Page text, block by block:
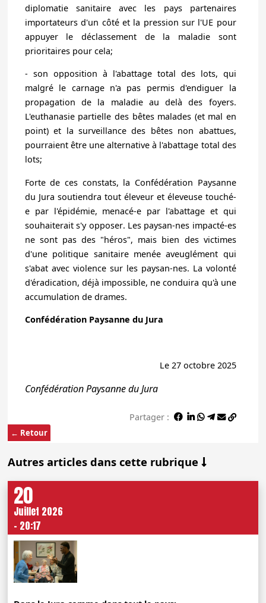
← Retour
diplomatie sanitaire avec les pays partenaires
importateurs d'un côté et la pression sur l'UE pour
appuyer le déclassement de la maladie sont
prioritaires pour cela;
- son opposition à l'abattage total des lots, qui
malgré le carnage n'a pas permis d'endiguer la
propagation de la maladie au delà des foyers.
L'euthanasie partielle des bêtes malades (et mal en
point) et la surveillance des bêtes non abattues,
pourraient être une alternative à l'abattage total des
lots;
Forte de ces constats, la Confédération Paysanne
du Jura soutiendra tout éleveur et éleveuse touché-
e par l'épidémie, menacé-e par l'abattage et qui
souhaiterait s'y opposer. Les paysan-nes impacté-es
ne sont pas des "héros", mais bien des victimes
d'une politique sanitaire menée aveuglément qui
s'abat avec violence sur les paysan-nes. La volonté
d'éradication, déjà impossible, ne conduira qu'à une
accumulation de drames.
Confédération Paysanne du Jura
Le 27 octobre 2025
Confédération Paysanne du Jura
Partager :
Autres articles dans cette rubrique
20
Juillet 2026
- 20:17